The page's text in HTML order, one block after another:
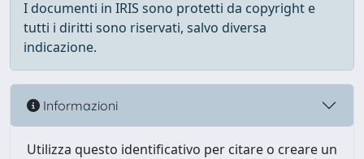
I documenti in IRIS sono protetti da copyright e
tutti i diritti sono riservati, salvo diversa
indicazione.
Informazioni
Utilizza questo identificativo per citare o creare un